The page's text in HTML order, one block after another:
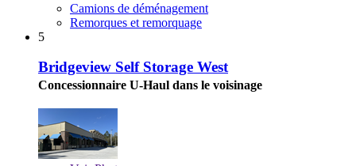
Camions de déménagement
Remorques et remorquage
5
Bridgeview Self Storage West
Concessionnaire U-Haul dans le voisinage